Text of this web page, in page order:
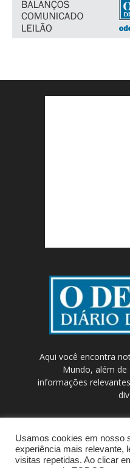
Aqui você encontra
Mundo, além de
informações
Contato:
Usamos cookies em nosso
experiência mais relevante,
visitas repetidas. Ao clicar